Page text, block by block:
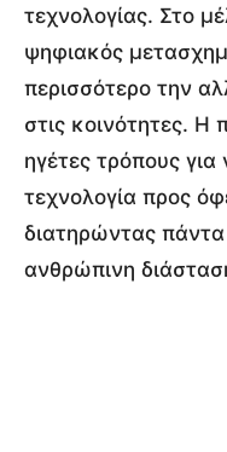
τεχνολογίας. Στο
ψηφιακός
περισσότερο την
στις κοινότητες. Η
ηγέτες τρόπους
τεχνολογία προς
διατηρώντας
ανθρώπινη